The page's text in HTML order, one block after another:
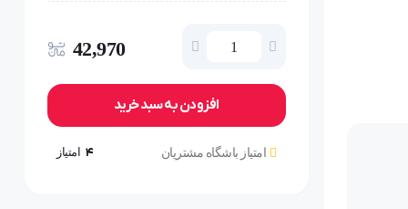
42,970
افزودن به سبد خرید
امتیاز باشگاه مشتریان 4 امتیاز